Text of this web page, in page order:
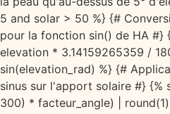
5 and solar > 50 %} {#
pour la fonction sin() de HA #}
elevation * 3.14159265359 /
sin(elevation_rad) %} {#
sinus sur l'apport solaire #}
300) * facteur_angle) |